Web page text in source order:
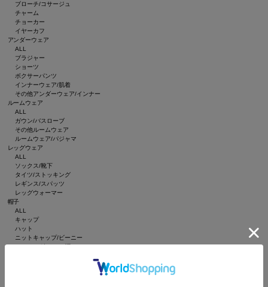
ブローチ/コサージュ
チャーム
チョーカー
イヤーカフ
アンダーウェア
ALL
ブラジャー
ショーツ
ボクサーパンツ
インナーウェア/肌着
その他アンダーウェア/インナー
ルームウェア
ALL
ガウン/バスローブ
その他ルームウェア
ルームウェア/パジャマ
レッグウェア
ALL
ソックス/靴下
タイツ/ストッキング
レギンス/スパッツ
レッグウォーマー
帽子
ALL
キャップ
ハット
ニットキャップ/ビーニー
ハンチング/ベレー帽